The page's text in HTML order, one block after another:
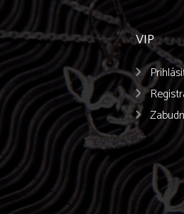
VIP